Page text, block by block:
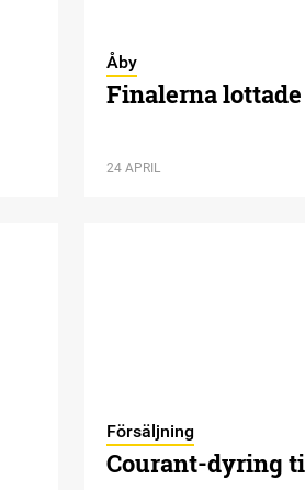
Åby
Finalerna
24 APRIL
Försäljning
Courant-dyring